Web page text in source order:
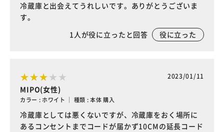
冷蔵庫と出会えてうれしいです。ありがとうございま
す。
1人が役に立ったと回答 役に立った
2023/01/11
MIPO(女性)
カラー : ホワイト ｜ 種類 : 本体 購入
冷蔵庫としては悪くないですが、冷蔵庫をおく場所に
あるコンセントまでコードが届かず10CMの延長コード